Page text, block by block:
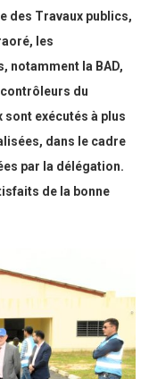
des Travaux publics,
les
notamment la BAD,
contrôleurs du
sont exécutés à plus
dans le cadre
par la délégation.
de la bonne